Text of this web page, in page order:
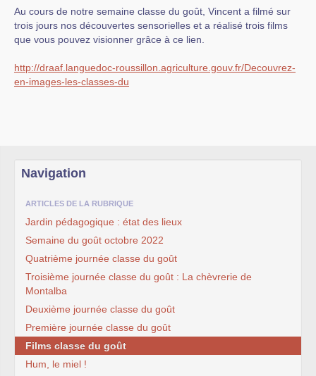
Au cours de notre semaine classe du goût, Vincent a filmé sur
trois jours nos découvertes sensorielles et a réalisé trois films
que vous pouvez visionner grâce à ce lien.
http://draaf.languedoc-roussillon.agriculture.gouv.fr/Decouvrez-
en-images-les-classes-du
Navigation
ARTICLES DE LA RUBRIQUE
Jardin pédagogique : état des lieux
Semaine du goût octobre 2022
Quatrième journée classe du goût
Troisième journée classe du goût : La chèvrerie de
Montalba
Deuxième journée classe du goût
Première journée classe du goût
Films classe du goût
Hum, le miel !